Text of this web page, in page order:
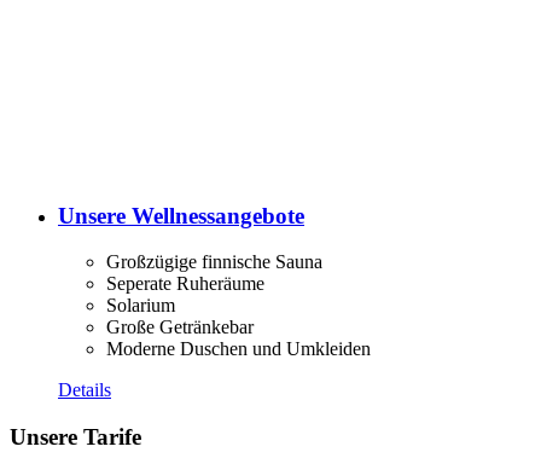
Unsere Wellnessangebote
Großzügige finnische Sauna
Seperate Ruheräume
Solarium
Große Getränkebar
Moderne Duschen und Umkleiden
Details
Unsere Tarife